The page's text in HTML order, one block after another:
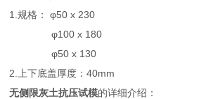
1.规格： φ50 x 230
φ100 x 180
φ50 x 130
2.上下底盖厚度：40mm
无侧限灰土抗压试模的详细介绍：